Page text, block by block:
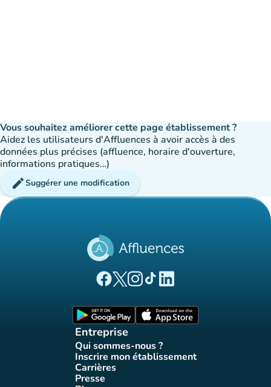
Vous souhaitez améliorer cette page établissement ?
Aidez les utilisateurs d'Affluences à avoir accès à des
données plus précises (affluence, horaire d'ouverture,
informations pratiques…)
editSuggérer une modification
(nouvel onglet)
(nouvel onglet)
(nouvel onglet)
(nouvel onglet)
(nouvel onglet)
Entreprise
Qui sommes-nous ?
(nouvel onglet)
Inscrire mon établissement
(nouvel onglet)
Carrières(nouvel onglet)
Presse(nouvel onglet)